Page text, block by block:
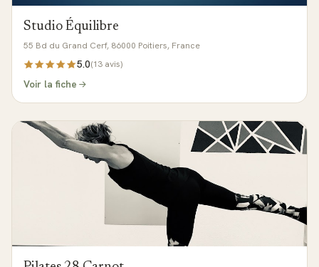
Studio Équilibre
55 Bd du Grand Cerf, 86000 Poitiers, France
5.0(13 avis)
Voir la fiche